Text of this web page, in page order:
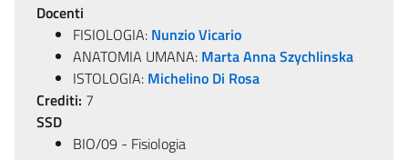
Docenti
FISIOLOGIA: Nunzio Vicario
ANATOMIA UMANA: Marta Anna Szychlinska
ISTOLOGIA: Michelino Di Rosa
Crediti: 7
SSD
BIO/09 - Fisiologia